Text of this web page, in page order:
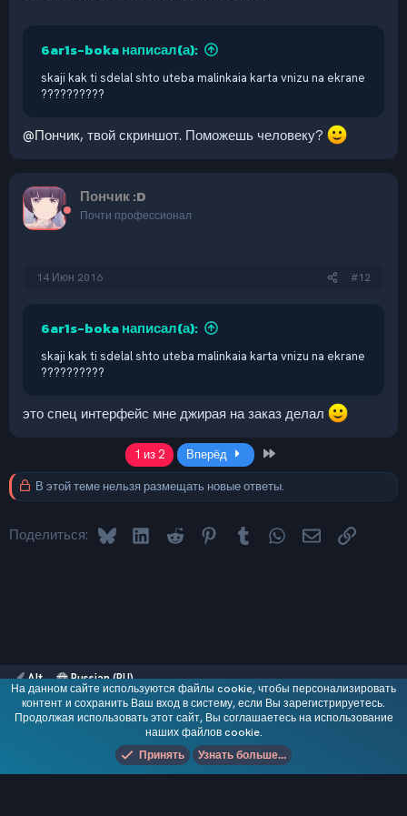
6ar1s-boka написал(а):
skaji kak ti sdelal shto uteba malinkaia karta vnizu na ekrane
??????????
@Пончик, твой скриншот. Поможешь человеку?
Пончик :D
Почти профессионал
14 Июн 2016 #12
6ar1s-boka написал(а):
skaji kak ti sdelal shto uteba malinkaia karta vnizu na ekrane
??????????
это спец интерфейс мне джирая на заказ делал
1 из 2 Вперёд
В этой теме нельзя размещать новые ответы.
Поделиться: Bluesky LinkedInReddit PinterestTumblr WhatsApp
Электронная
Ссылка
Alt
Russian (RU)
Обратная связь
Условия и правила
Политика конфиденциальности
Помощь
R
S
Add-ons by TeslaCloud ☁️
Локализация от xenForo.Info®
На данном сайте используются файлы cookie, чтобы персонализировать
контент и сохранить Ваш вход в систему, если Вы зарегистрируетесь.
Продолжая использовать этот сайт, Вы соглашаетесь на использование
наших файлов cookie.
Принять Узнать больше...